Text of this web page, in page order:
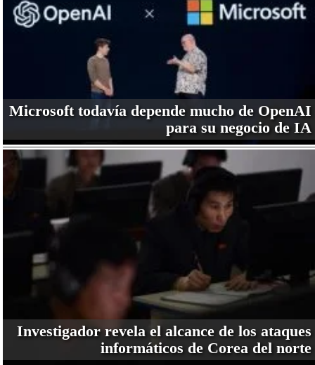
Microsoft todavía depende mucho de OpenAI
para su negocio de IA
Investigador revela el alcance de los ataques
informáticos de Corea del norte